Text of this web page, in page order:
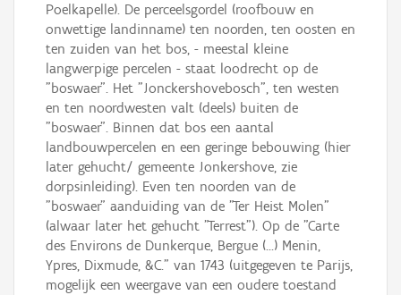
Poelkapelle). De perceelsgordel (roofbouw en
onwettige landinname) ten noorden, ten oosten en
ten zuiden van het bos, - meestal kleine
langwerpige percelen - staat loodrecht op de
"boswaer". Het "Jonckershovebosch", ten westen
en ten noordwesten valt (deels) buiten de
"boswaer". Binnen dat bos een aantal
landbouwpercelen en een geringe bebouwing (hier
later gehucht/ gemeente Jonkershove, zie
dorpsinleiding). Even ten noorden van de
"boswaer" aanduiding van de "Ter Heist Molen"
(alwaar later het gehucht "Terrest"). Op de "Carte
des Environs de Dunkerque, Bergue (...) Menin,
Ypres, Dixmude, &C." van 1743 (uitgegeven te Parijs,
mogelijk een weergave van een oudere toestand